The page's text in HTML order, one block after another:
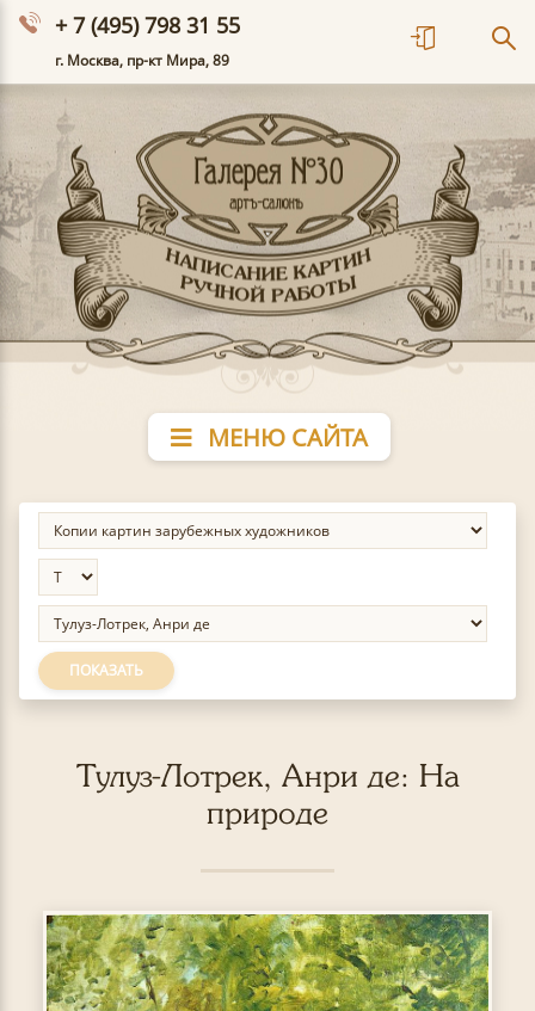
+ 7 (495) 798 31 55
г. Москва, пр-кт Мира, 89
МЕНЮ САЙТА
ПОКАЗАТЬ
Тулуз-Лотрек, Анри де: На
природе